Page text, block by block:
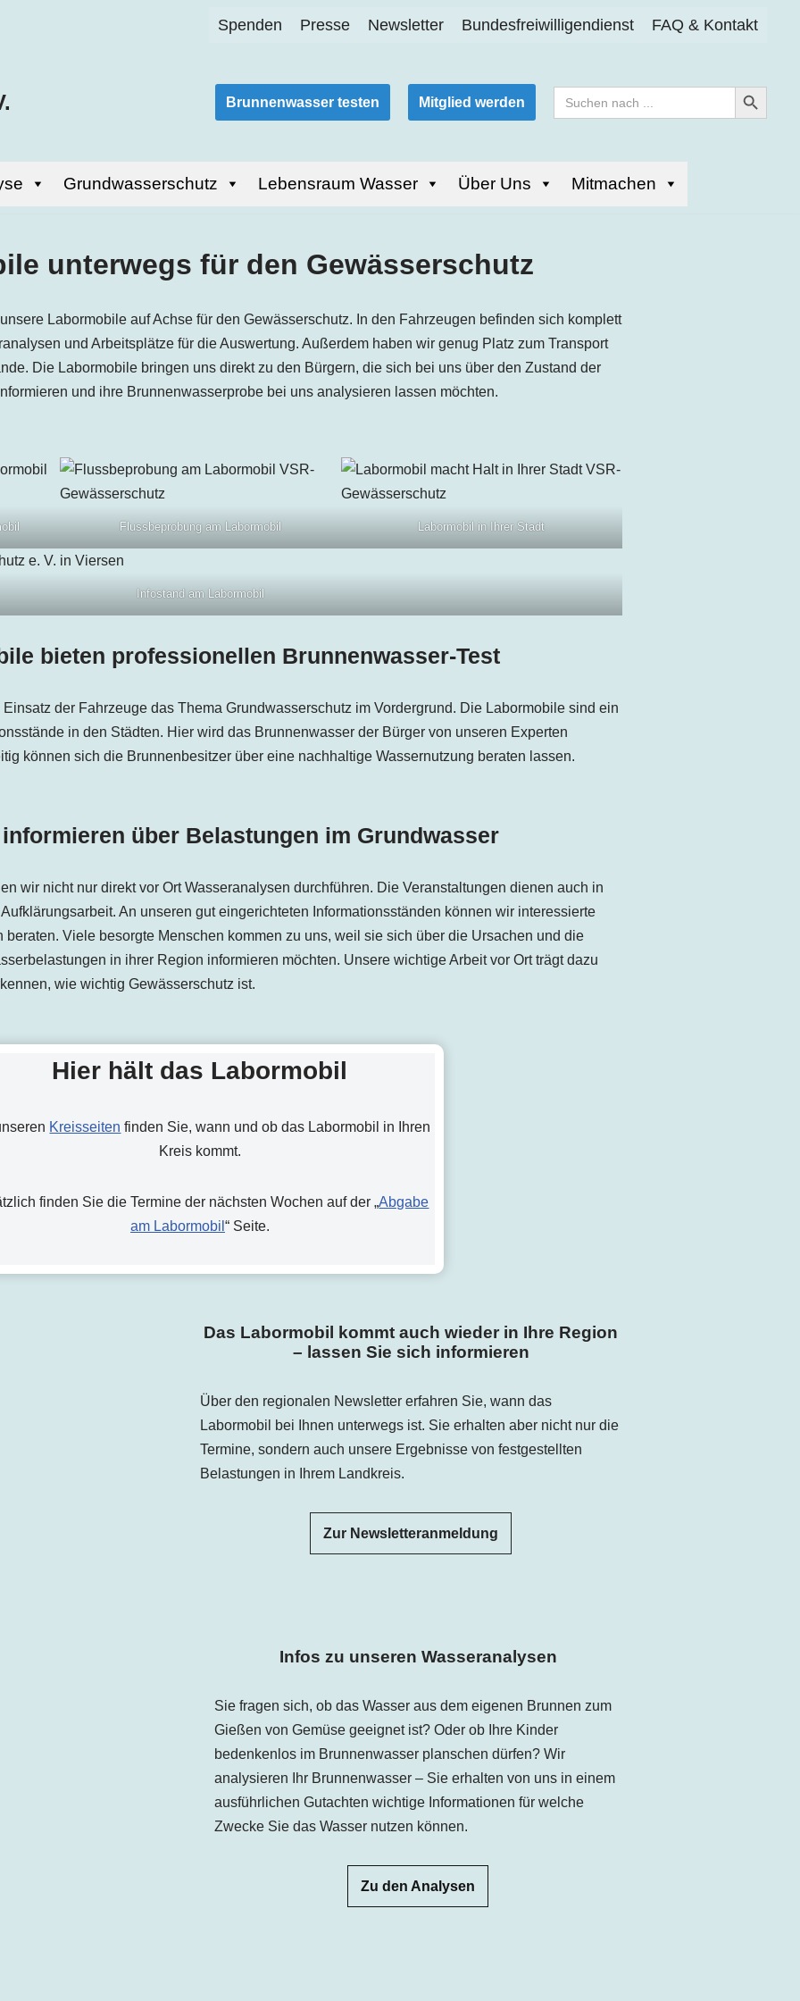
Spenden Presse Newsletter Bundesfreiwilligendienst FAQ & Kontakt
Brunnenwasser testen Mitglied werden
Search
for:
Search Button
Grundwasserschutz Lebensraum Wasser Über Uns Mitmachen
unterwegs für den Gewässerschutz
Labormobile auf Achse für den Gewässerschutz. In den Fahrzeugen befinden sich komplett
und Arbeitsplätze für die Auswertung. Außerdem haben wir genug Platz zum Transport
Die Labormobile bringen uns direkt zu den Bürgern, die sich bei uns über den Zustand der
und ihre Brunnenwasserprobe bei uns analysieren lassen möchten.
Flussbeprobung am Labormobil Labormobil in Ihrer Stadt
Infostand am Labormobil
bieten professionellen Brunnenwasser-Test
der Fahrzeuge das Thema Grundwasserschutz im Vordergrund. Die Labormobile sind ein
in den Städten. Hier wird das Brunnenwasser der Bürger von unseren Experten
können sich die Brunnenbesitzer über eine nachhaltige Wassernutzung beraten lassen.
über Belastungen im Grundwasser
wir nicht nur direkt vor Ort Wasseranalysen durchführen. Die Veranstaltungen dienen auch in
An unseren gut eingerichteten Informationsständen können wir interessierte
Viele besorgte Menschen kommen zu uns, weil sie sich über die Ursachen und die
in ihrer Region informieren möchten. Unsere wichtige Arbeit vor Ort trägt dazu
wie wichtig Gewässerschutz ist.
Hier hält das Labormobil
Kreisseiten finden Sie, wann und ob das Labormobil in Ihren
Kreis kommt.
finden Sie die Termine der nächsten Wochen auf der „Abgabe
am Labormobil “ Seite.
Das Labormobil kommt auch wieder in Ihre Region
– lassen Sie sich informieren
Über den regionalen Newsletter erfahren Sie, wann das
Labormobil bei Ihnen unterwegs ist. Sie erhalten aber nicht nur die
Termine, sondern auch unsere Ergebnisse von festgestellten
Belastungen in Ihrem Landkreis.
Zur Newsletteranmeldung
Infos zu unseren Wasseranalysen
Sie fragen sich, ob das Wasser aus dem eigenen Brunnen zum
Gießen von Gemüse geeignet ist? Oder ob Ihre Kinder
bedenkenlos im Brunnenwasser planschen dürfen? Wir
analysieren Ihr Brunnenwasser – Sie erhalten von uns in einem
ausführlichen Gutachten wichtige Informationen für welche
Zwecke Sie das Wasser nutzen können.
Zu den Analysen